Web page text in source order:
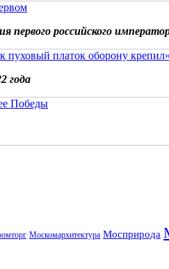
первого российского
пуховый платок оборону крепил»
года
Победы
Москомархитектура Мосприрода